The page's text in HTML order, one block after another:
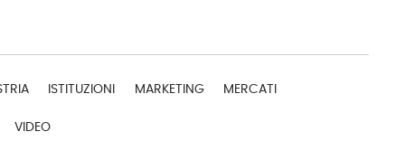
ISTITUZIONI MARKETING MERCATI
VIDEO